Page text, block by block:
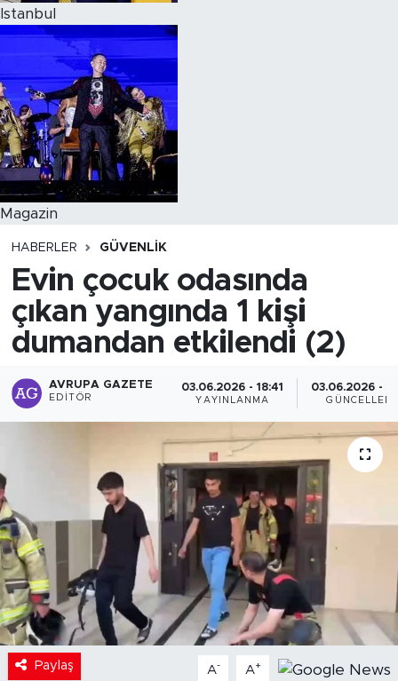
Istanbul
Magazin
HABERLER GÜVENLIK
Evin çocuk odasında
çıkan yangında 1 kişi
dumandan etkilendi (2)
AVRUPA GAZETE
EDITÖR
03.06.2026 - 18:41
YAYINLANMA
03.06.2026 -
Paylaş A- A+